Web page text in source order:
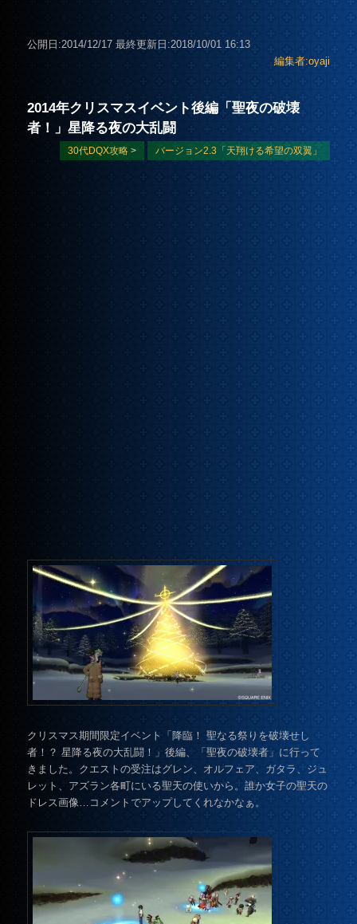
公開日:2014/12/17 最終更新日:2018/10/01 16:13
編集者:oyaji
2014年クリスマスイベント後編「聖夜の破壊
者！」星降る夜の大乱闘
30代DQX攻略> バージョン2.3「天翔ける希望の双翼」
クリスマス期間限定イベント「降臨！ 聖なる祭りを破壊せし
者！？ 星降る夜の大乱闘！」後編、「聖夜の破壊者」に行って
きました。クエストの受注はグレン、オルフェア、ガタラ、ジュ
レット、アズラン各町にいる聖天の使いから。誰か女子の聖天の
ドレス画像…コメントでアップしてくれなかなぁ。